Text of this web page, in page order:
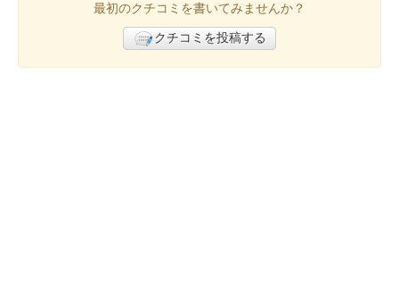
最初のクチコミを書いてみませんか？
クチコミを投稿する